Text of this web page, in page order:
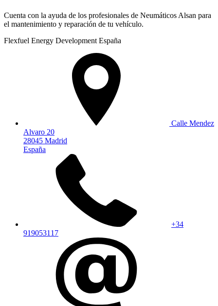
Cuenta con la ayuda de los profesionales de Neumáticos Alsan para
el mantenimiento y reparación de tu vehículo.
Flexfuel Energy Development España
Calle Mendez
Alvaro 20
28045 Madrid
España
+34
919053117